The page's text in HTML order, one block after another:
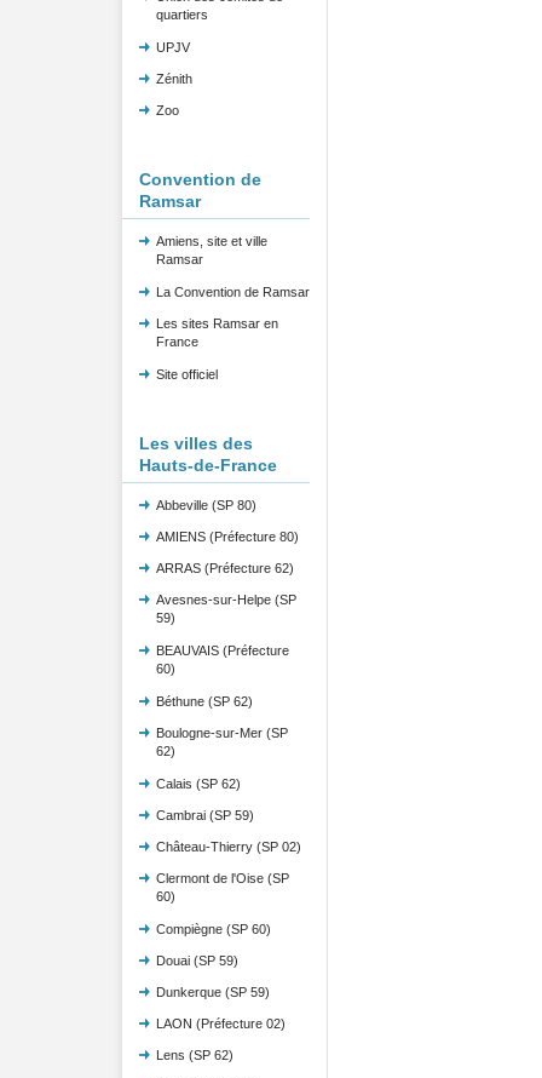
quartiers
UPJV
Zénith
Zoo
Convention de
Ramsar
Amiens, site et ville
Ramsar
La Convention de Ramsar
Les sites Ramsar en
France
Site officiel
Les villes des
Hauts-de-France
Abbeville (SP 80)
AMIENS (Préfecture 80)
ARRAS (Préfecture 62)
Avesnes-sur-Helpe (SP
59)
BEAUVAIS (Préfecture
60)
Béthune (SP 62)
Boulogne-sur-Mer (SP
62)
Calais (SP 62)
Cambrai (SP 59)
Château-Thierry (SP 02)
Clermont de l'Oise (SP
60)
Compiègne (SP 60)
Douai (SP 59)
Dunkerque (SP 59)
LAON (Préfecture 02)
Lens (SP 62)